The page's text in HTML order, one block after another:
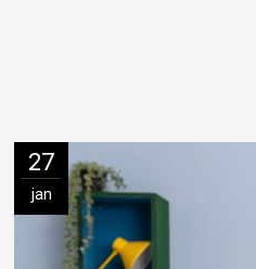
27
jan